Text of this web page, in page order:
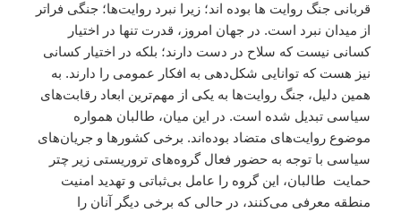
قربانی جنگ روایت ها بوده اند؛ زیرا نبرد روایت‌ها؛ جنگی فراتر
از میدان نبرد است. در جهان امروز، قدرت تنها در اختیار
کسانی نیست که سلاح در دست دارند؛ بلکه در اختیار کسانی
نیز هست که توانایی شکل‌دهی به افکار عمومی را دارند. به
همین دلیل، جنگ روایت‌ها به یکی از مهم‌ترین ابعاد رقابت‌های
سیاسی تبدیل شده است. در این میان، طالبان همواره
موضوع روایت‌های متضاد بوده‌اند. برخی کشورها و جریان‌های
سیاسی با توجه به حضور فعال گروه‌های تروریستی زیر چتر
حمایت طالبان، این گروه را عامل بی‌ثباتی و تهدید امنیت
منطقه معرفی می‌کنند، در حالی که برخی دیگر آنان را